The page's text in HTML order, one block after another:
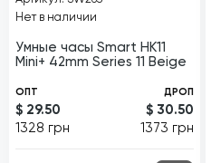
Нет в наличии
Умные часы Smart HK11
Mini+ 42mm Series 11 Beige
ОПТ
$ 29.50
1328 грн
ДРОП
$ 30.50
1373 грн